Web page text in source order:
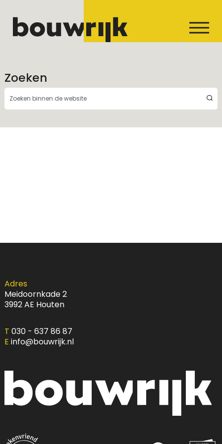
Zoeken
Adres
Meidoornkade 2
3992 AE Houten
T 030 - 637 86 87
E info@bouwrijk.nl